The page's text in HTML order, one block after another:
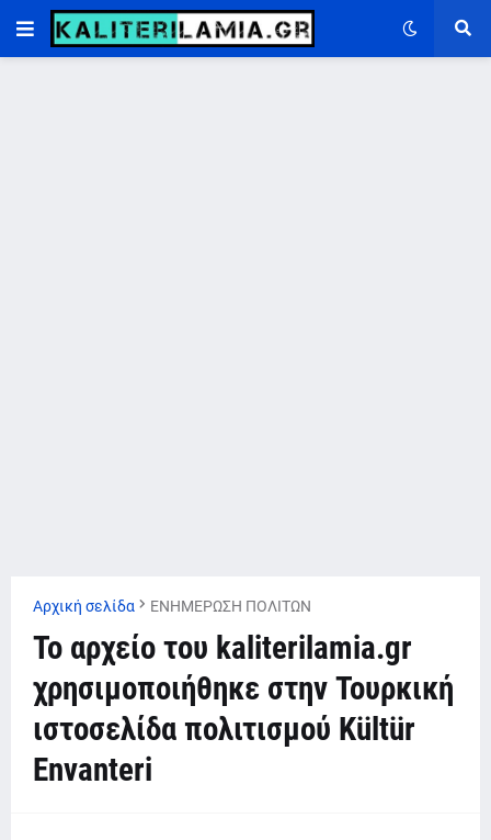
Αρχική σελίδα ΕΝΗΜΕΡΩΣΗ ΠΟΛΙΤΩΝ
Το αρχείο του kaliterilamia.gr
χρησιμοποιήθηκε στην Τουρκική
ιστοσελίδα πολιτισμού Kültür
Envanteri